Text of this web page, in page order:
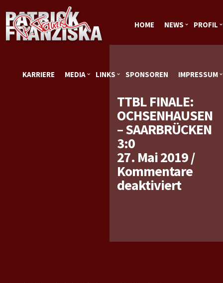
HOME NEWS PROFIL
KARRIERE MEDIA LINKS SPONSOREN IMPRESSUM
TTBL FINALE:
OCHSENHAUSEN
– SAARBRÜCKEN
3:0
27. Mai 2019/
Kommentare
deaktiviertfür
–